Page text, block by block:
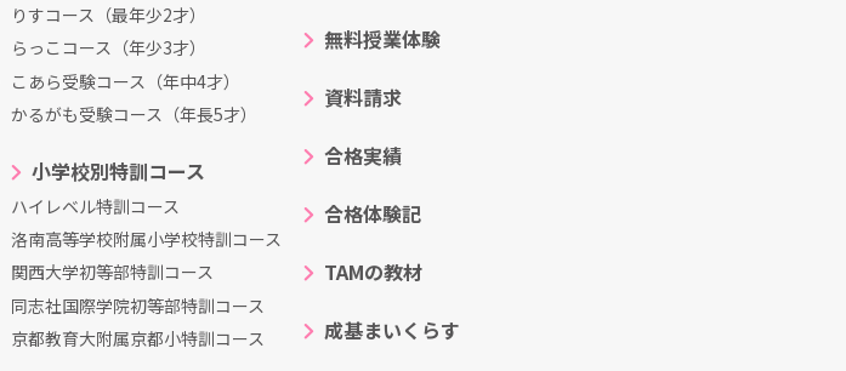
りすコース（最年少2才）
らっこコース（年少3才）
こあら受験コース（年中4才）
かるがも受験コース（年長5才）
小学校別特訓コース
ハイレベル特訓コース
洛南高等学校附属小学校特訓コース
関西大学初等部特訓コース
同志社国際学院初等部特訓コース
京都教育大附属京都小特訓コース
無料授業体験
資料請求
合格実績
合格体験記
TAMの教材
成基まいくらす